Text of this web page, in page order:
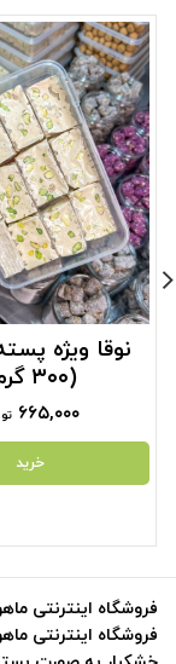
نوقا ویژه
(۳۰۰ گرم)
۶۶۵,۰۰۰
خرید
فروشگاه اینترنتی
فروشگاه اینترنتی